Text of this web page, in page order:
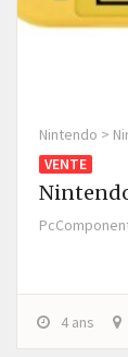
Nintendo >
VENTE
4 ans